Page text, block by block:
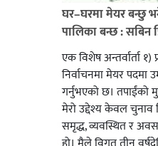
घर–घरमा मेयर बन्छु
पालिका बन्छ : सबिन
एक विशेष अन्तर्वार्ता
निर्वाचनमा मेयर पदमा
गर्नुभएको छ। तपाईंको
मेरो उद्देश्य केवल चुनाव
समृद्ध, व्यवस्थित र